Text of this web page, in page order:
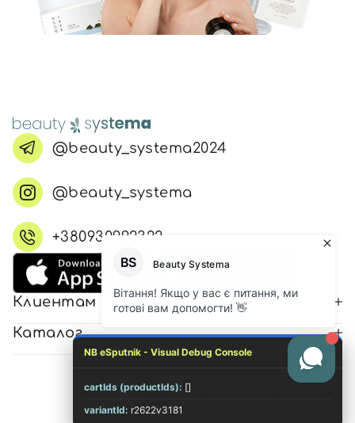
@beauty_systema2024
@beauty_systema
+380930992322
Клиентам
Каталог
© 2026 Все права защищены
NB eSputnik - Visual Debug Console
cartIds (productIds): []
variantId: r2622v3181